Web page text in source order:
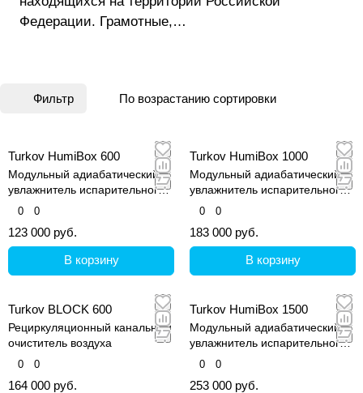
Федерации. Грамотные,
короткое время изготовят качественное
Фильтр По возрастанию сортировки
Turkov HumiBox 600
Модульный адиабатический
увлажнитель испарительного
типа
0 0
123 000 руб.
В корзину
Turkov HumiBox 1000
Модульный адиабатический
увлажнитель испарительного
типа
0 0
183 000 руб.
В корзину
Turkov BLOCK 600
Рециркуляционный канальный
очиститель воздуха
0 0
164 000 руб.
Turkov HumiBox 1500
Модульный адиабатический
увлажнитель испарительного
типа
0 0
253 000 руб.